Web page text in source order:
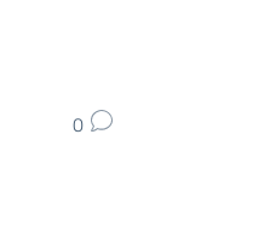
0